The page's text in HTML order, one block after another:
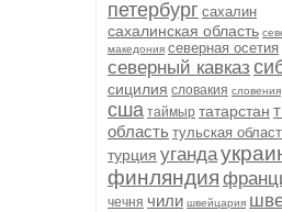
петербург сахалин
сахалинская область
македония северная осетия
северный кавказ
сицилия словакия словения
сша таймыр татарстан
область тульская
турция уганда
финляндия
чечня чили швейцария